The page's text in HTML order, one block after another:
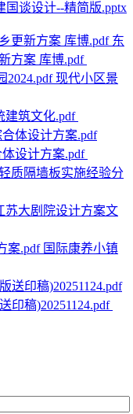
国谈设计--精简版.pptx
东
方案 库博.pdf
现代小区景
建筑文化.pdf
体设计方案.pdf
质隔墙板实施经验分
苏大剧院设计方案文
国际康养小镇
印稿)20251124.pdf